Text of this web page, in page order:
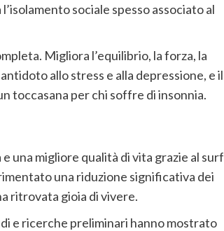
sociale spesso associato al
Migliora l’equilibrio, la forza, la
allo stress e alla depressione, e il
toccasana per chi soffre di insonnia.
una migliore qualità di vita grazie al surf
una riduzione significativa dei
ritrovata gioia di vivere.
e ricerche preliminari hanno mostrato